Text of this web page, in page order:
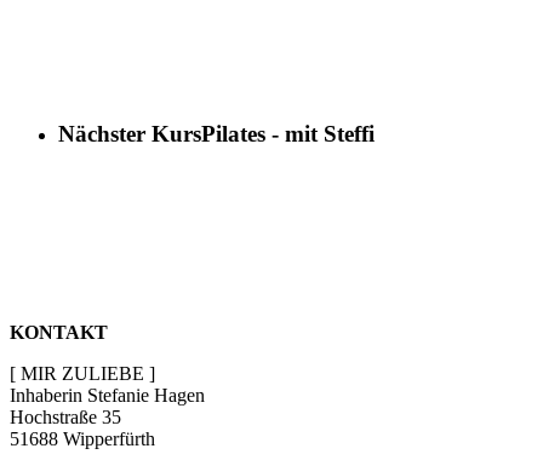
Nächster KursPilates - mit Steffi
KONTAKT
[ MIR ZULIEBE ]
Inhaberin Stefanie Hagen
Hochstraße 35
51688 Wipperfürth